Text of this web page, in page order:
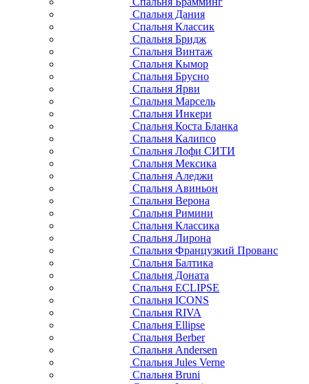
Спальня Дания
Спальня Классик
Спальня Бридж
Спальня Винтаж
Спальня Кымор
Спальня Брусно
Спальня Ярви
Спальня Марсель
Спальня Инкери
Спальня Коста Бланка
Спальня Калипсо
Спальня Лофи СИТИ
Спальня Мексика
Спальня Аледжи
Спальня Авиньон
Спальня Верона
Спальня Римини
Спальня Классика
Спальня Лирона
Спальня Французкий Прованс
Спальня Балтика
Спальня Доната
Спальня ECLIPSE
Спальня ICONS
Спальня RIVA
Спальня Ellipse
Спальня Berber
Спальня Andersen
Спальня Jules Verne
Спальня Bruni